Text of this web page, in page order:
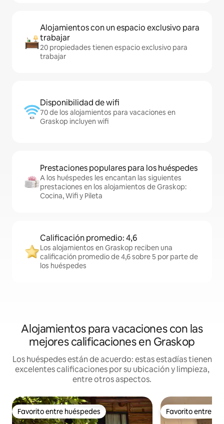
Alojamientos con un espacio exclusivo para
trabajar
20 propiedades tienen espacio exclusivo para
trabajar
Disponibilidad de wifi
70 de los alojamientos para vacaciones en
Graskop incluyen wifi
Prestaciones populares para los huéspedes
A los huéspedes les encantan las siguientes
prestaciones en los alojamientos de Graskop:
Cocina, Wifi y Pileta
Calificación promedio: 4,6
Los alojamientos en Graskop reciben una
calificación promedio de 4,6 sobre 5 por parte de
los huéspedes
Alojamientos para vacaciones con las
mejores calificaciones en Graskop
Los huéspedes están de acuerdo: estas estadías tienen
excelentes calificaciones por su ubicación y limpieza,
entre otros aspectos.
Favorito entre huéspedes
Favorito entre huéspedes Favorito entre
Favorito entre